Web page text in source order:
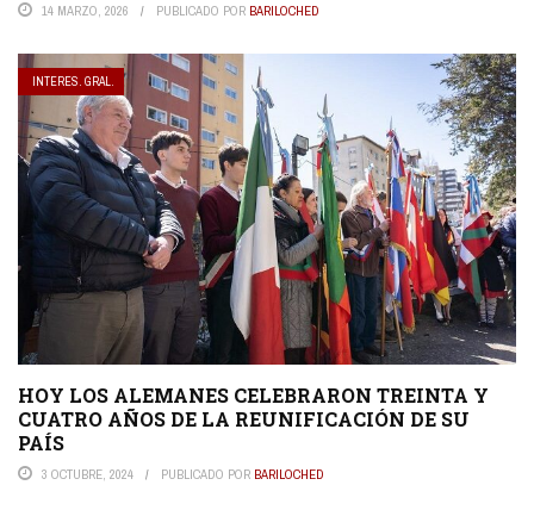
14 MARZO, 2026 PUBLICADO POR BARILOCHED
INTERES. GRAL.
HOY LOS ALEMANES CELEBRARON TREINTA Y
CUATRO AÑOS DE LA REUNIFICACIÓN DE SU
PAÍS
3 OCTUBRE, 2024 PUBLICADO POR BARILOCHED